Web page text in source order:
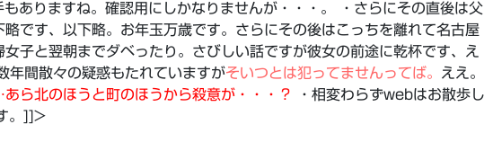
ありますね。確認用にしかなりませんが・・・。 ・さらにその直後は父
です、以下略。お年玉万歳です。さらにその後はこっちを離れて名古屋
子と翌朝までダベったり。さびしい話ですが彼女の前途に乾杯です、え
年間散々の疑惑もたれていますがそいつとは犯ってませんってば。
ええ。
ら北のほうと町のほうから殺意が・・・？
・相変わらずwebはお散歩し
。]]>